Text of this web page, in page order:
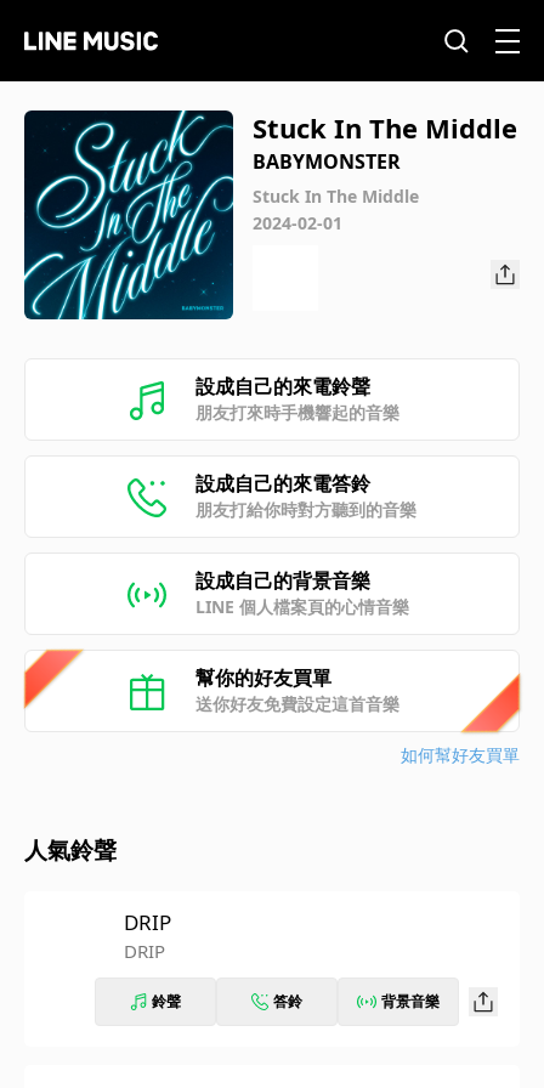
Stuck In The Middle
BABYMONSTER
Stuck In The Middle
2024-02-01
設成自己的來電鈴聲
朋友打來時手機響起的音樂
設成自己的來電答鈴
朋友打給你時對方聽到的音樂
設成自己的背景音樂
LINE 個人檔案頁的心情音樂
幫你的好友買單
送你好友免費設定這首音樂
如何幫好友買單
人氣鈴聲
DRIP
DRIP
鈴聲 答鈴 背景音樂